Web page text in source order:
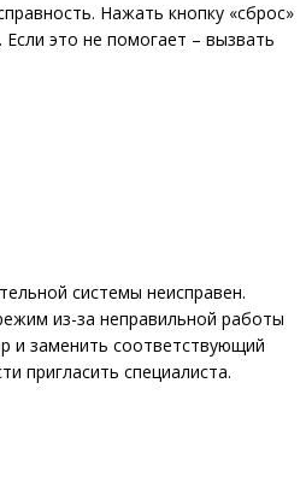
Нажать кнопку «сброс»
это не помогает – вызвать
системы неисправен.
из-за неправильной работы
и заменить соответствующий
пригласить специалиста.